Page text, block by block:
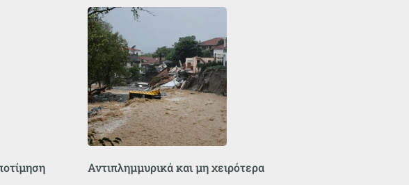
Αντιπλημμυρικά και μη χειρότερα